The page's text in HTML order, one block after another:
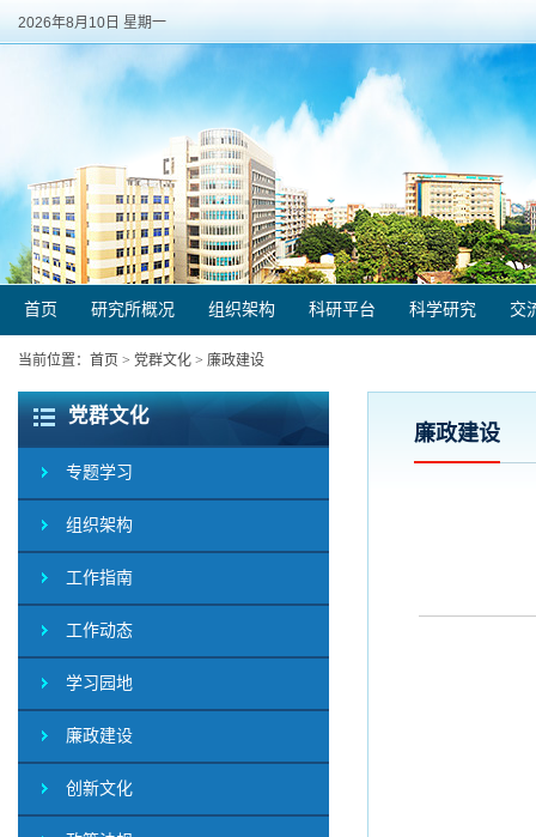
2026年8月10日 星期一
首页 研究所概况 组织架构 科研平台 科学研究 交
当前位置： 首页 > 党群文化 > 廉政建设
党群文化
专题学习
组织架构
工作指南
工作动态
学习园地
廉政建设
创新文化
廉政建设